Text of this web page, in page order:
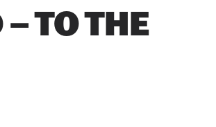
TO THE